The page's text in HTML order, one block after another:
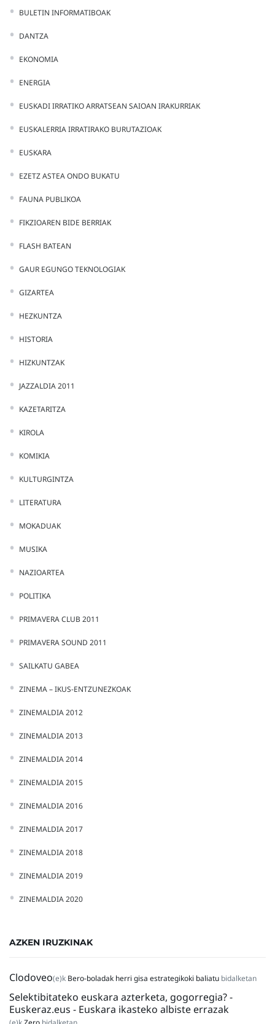
BULETIN INFORMATIBOAK
DANTZA
EKONOMIA
ENERGIA
EUSKADI IRRATIKO ARRATSEAN SAIOAN IRAKURRIAK
EUSKALERRIA IRRATIRAKO BURUTAZIOAK
EUSKARA
EZETZ ASTEA ONDO BUKATU
FAUNA PUBLIKOA
FIKZIOAREN BIDE BERRIAK
FLASH BATEAN
GAUR EGUNGO TEKNOLOGIAK
GIZARTEA
HEZKUNTZA
HISTORIA
HIZKUNTZAK
JAZZALDIA 2011
KAZETARITZA
KIROLA
KOMIKIA
KULTURGINTZA
LITERATURA
MOKADUAK
MUSIKA
NAZIOARTEA
POLITIKA
PRIMAVERA CLUB 2011
PRIMAVERA SOUND 2011
SAILKATU GABEA
ZINEMA – IKUS-ENTZUNEZKOAK
ZINEMALDIA 2012
ZINEMALDIA 2013
ZINEMALDIA 2014
ZINEMALDIA 2015
ZINEMALDIA 2016
ZINEMALDIA 2017
ZINEMALDIA 2018
ZINEMALDIA 2019
ZINEMALDIA 2020
AZKEN IRUZKINAK
Clodoveo(e)k Bero-boladak herri gisa estrategikoki baliatu bidalketan
Selektibitateko euskara azterketa, gogorregia? -
Euskeraz.eus - Euskara ikasteko albiste errazak